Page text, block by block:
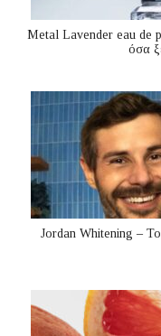
Metal Lavender eau de
όσα
Jordan Whitening – Το